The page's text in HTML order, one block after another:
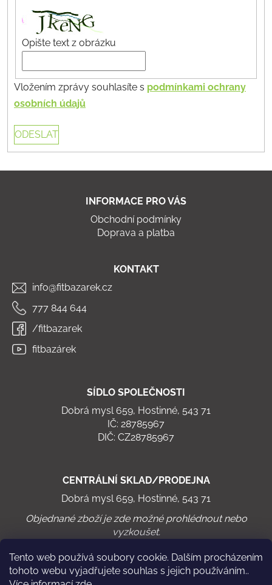
Tento web používá soubory cookie. Dalším procházením
tohoto webu vyjadřujete souhlas s jejich používáním..
Opište text z obrázku
Vložením zprávy souhlasíte s podmínkami ochrany
osobních údajů
ODESLAT
INFORMACE PRO VÁS
Obchodní podmínky
Doprava a platba
KONTAKT
info@fitbazarek.cz
777 844 644
/fitbazarek
fitbazárek
SÍDLO SPOLEČNOSTI
Dobrá mysl 659, Hostinné, 543 71
IČ: 28785967
DIČ: CZ28785967
CENTRÁLNÍ SKLAD/PRODEJNA
Dobrá mysl 659, Hostinné, 543 71
Objednané zboží je zde možné prohlédnout nebo
vyzkoušet.